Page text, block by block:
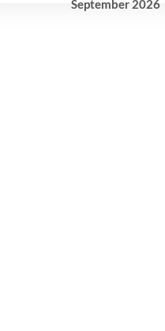
September 2026